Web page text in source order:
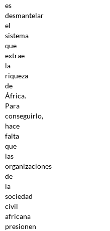
es
desmantelar
el
sistema
que
extrae
la
riqueza
de
África.
Para
conseguirlo,
hace
falta
que
las
organizaciones
de
la
sociedad
civil
africana
presionen